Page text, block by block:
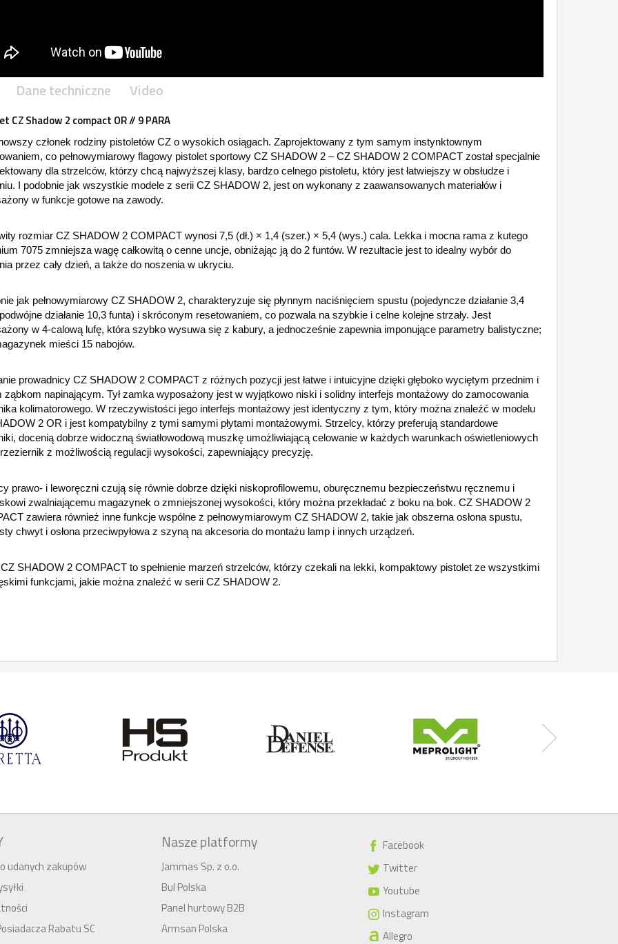
Dane techniczne Video
CZ Shadow 2 compact OR // 9 PARA
członek rodziny pistoletów CZ o wysokich osiągach. Zaprojektowany z tym samym instynktownym
co pełnowymiarowy flagowy pistolet sportowy CZ SHADOW 2 – CZ SHADOW 2 COMPACT został specjalnie
dla strzelców, którzy chcą najwyższej klasy, bardzo celnego pistoletu, który jest łatwiejszy w obsłudze i
I podobnie jak wszystkie modele z serii CZ SHADOW 2, jest on wykonany z zaawansowanych materiałów i
w funkcje gotowe na zawody.
rozmiar CZ SHADOW 2 COMPACT wynosi 7,5 (dł.) × 1,4 (szer.) × 5,4 (wys.) cala. Lekka i mocna rama z kutego
7075 zmniejsza wagę całkowitą o cenne uncje, obniżając ją do 2 funtów. W rezultacie jest to idealny wybór do
przez cały dzień, a także do noszenia w ukryciu.
jak pełnowymiarowy CZ SHADOW 2, charakteryzuje się płynnym naciśnięciem spustu (pojedyncze działanie 3,4
działanie 10,3 funta) i skróconym resetowaniem, co pozwala na szybkie i celne kolejne strzały. Jest
w 4-calową lufę, która szybko wysuwa się z kabury, a jednocześnie zapewnia imponujące parametry balistyczne;
mieści 15 nabojów.
prowadnicy CZ SHADOW 2 COMPACT z różnych pozycji jest łatwe i intuicyjne dzięki głęboko wyciętym przednim i
ząbkom napinającym. Tył zamka wyposażony jest w wyjątkowo niski i solidny interfejs montażowy do zamocowania
kolimatorowego. W rzeczywistości jego interfejs montażowy jest identyczny z tym, który można znaleźć w modelu
2 OR i jest kompatybilny z tymi samymi płytami montażowymi. Strzelcy, którzy preferują standardowe
docenią dobrze widoczną światłowodową muszkę umożliwiającą celowanie w każdych warunkach oświetleniowych
z możliwością regulacji wysokości, zapewniający precyzję.
prawo- i leworęczni czują się równie dobrze dzięki niskoprofilowemu, oburęcznemu bezpieczeństwu ręcznemu i
zwalniającemu magazynek o zmniejszonej wysokości, który można przekładać z boku na bok. CZ SHADOW 2
zawiera również inne funkcje wspólne z pełnowymiarowym CZ SHADOW 2, takie jak obszerna osłona spustu,
chwyt i osłona przeciwpyłowa z szyną na akcesoria do montażu lamp i innych urządzeń.
SHADOW 2 COMPACT to spełnienie marzeń strzelców, którzy czekali na lekki, kompaktowy pistolet ze wszystkimi
funkcjami, jakie można znaleźć w serii CZ SHADOW 2.
Facebook
Twitter
Youtube
Instagram
Allegro
udanych zakupów
Rabatu SC
Nasze platformy
Jammas Sp. z o.o.
Bul Polska
Panel hurtowy B2B
Armsan Polska